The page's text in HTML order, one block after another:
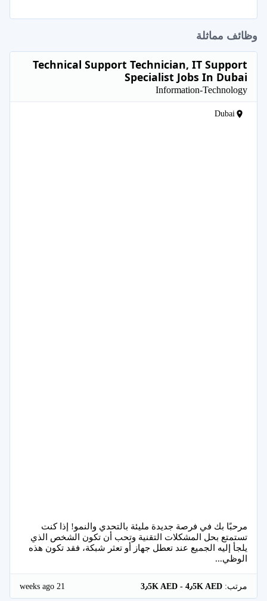
وظائف مماثلة
Technical Support Technician, IT Support
Specialist Jobs In Dubai
Information-Technology
Dubai
مرحبًا بك في فرصة جديدة مليئة بالتحدي والنمو! إذا كنت
تستمتع بحل المشكلات التقنية وتحب أن تكون الشخص الذي
يلجأ إليه الجميع عند تعطل جهاز أو تعثر شبكة، فقد تكون هذه
الوظي...
مرتب: 21 weeks ago